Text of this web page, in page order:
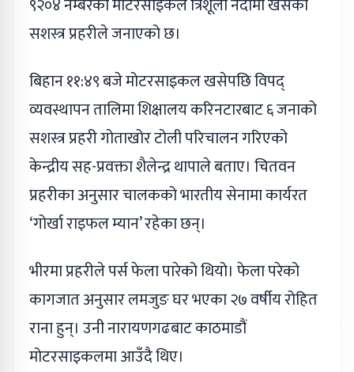
९२०४ नम्बरको मोटरसाइकल त्रिशूली नदीमा खसेको
सशस्त्र प्रहरीले जनाएको छ।
बिहान ११:४९ बजे मोटरसाइकल खसेपछि विपद्
व्यवस्थापन तालिमा शिक्षालय करिनटारबाट ६ जनाको
सशस्त्र प्रहरी गोताखोर टोली परिचालन गरिएको
केन्द्रीय सह-प्रवक्ता शैलेन्द्र थापाले बताए। चितवन
प्रहरीका अनुसार चालकको भारतीय सेनामा कार्यरत
‘गोर्खा राइफल म्यान’ रहेका छन्।
भीरमा प्रहरीले पर्स फेला पारेको थियो। फेला परेको
कागजात अनुसार लमजुङ घर भएका २७ वर्षीय रोहित
राना हुन्। उनी नारायणगढबाट काठमाडौं
मोटरसाइकलमा आउँदै थिए।